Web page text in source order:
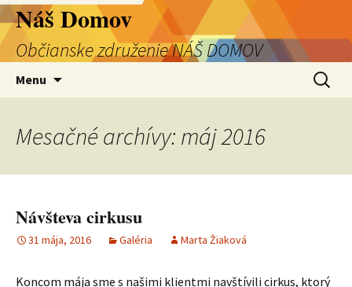
Preskočiť
na
obsah
Náš Domov
Občianske združenie NÁŠ DOMOV
Menu Hľadať:
Mesačné archívy: máj 2016
Návšteva cirkusu
31 mája, 2016 Galéria Marta Žiaková
Koncom mája sme s našimi klientmi navštívili cirkus, ktorý